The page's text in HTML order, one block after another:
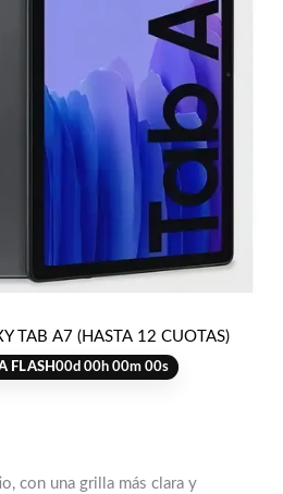
TAB A7 (HASTA 12 CUOTAS)
FLASH00d00h00m00s
con una grilla más clara y